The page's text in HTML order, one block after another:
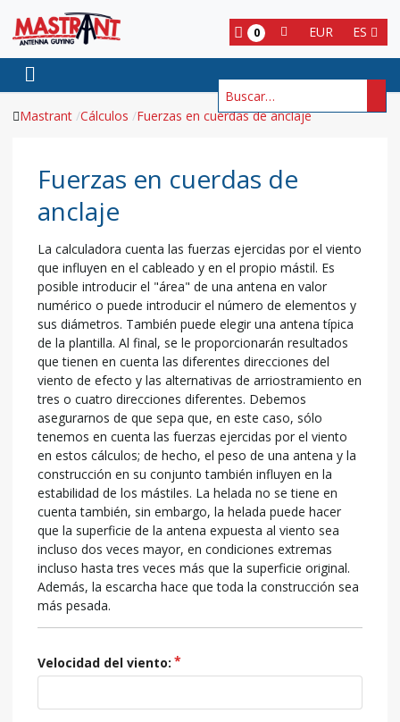
ES
EUR
0
Buscar
Mastrant Cálculos Fuerzas en cuerdas de anclaje
Fuerzas en cuerdas de
anclaje
La calculadora cuenta las fuerzas ejercidas por el viento
que influyen en el cableado y en el propio mástil. Es
posible introducir el "área" de una antena en valor
numérico o puede introducir el número de elementos y
sus diámetros. También puede elegir una antena típica
de la plantilla. Al final, se le proporcionarán resultados
que tienen en cuenta las diferentes direcciones del
viento de efecto y las alternativas de arriostramiento en
tres o cuatro direcciones diferentes. Debemos
asegurarnos de que sepa que, en este caso, sólo
tenemos en cuenta las fuerzas ejercidas por el viento
en estos cálculos; de hecho, el peso de una antena y la
construcción en su conjunto también influyen en la
estabilidad de los mástiles. La helada no se tiene en
cuenta también, sin embargo, la helada puede hacer
que la superficie de la antena expuesta al viento sea
incluso dos veces mayor, en condiciones extremas
incluso hasta tres veces más que la superficie original.
Además, la escarcha hace que toda la construcción sea
más pesada.
Velocidad del viento: